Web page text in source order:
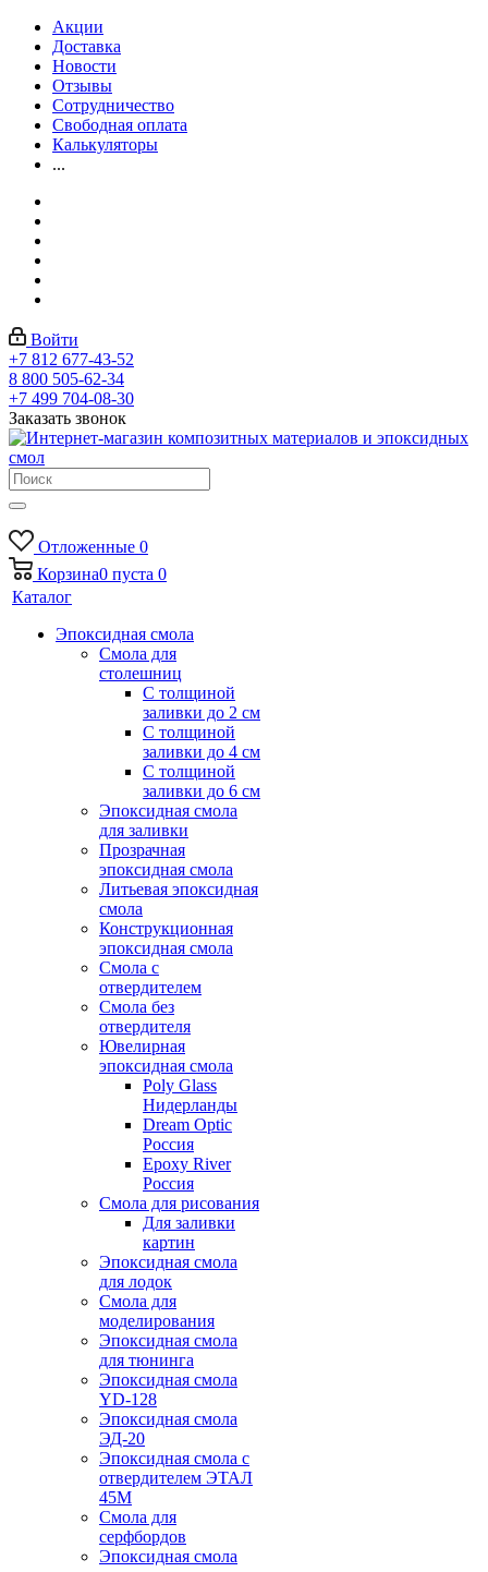
Акции
Доставка
Новости
Отзывы
Сотрудничество
Свободная оплата
Калькуляторы
...
Войти
+7 812 677-43-52
8 800 505-62-34
+7 499 704-08-30
Заказать звонок
Отложенные 0
Корзина0 пуста 0
Каталог
Эпоксидная смола
Смола для
столешниц
С толщиной
заливки до 2 см
С толщиной
заливки до 4 см
С толщиной
заливки до 6 см
Эпоксидная смола
для заливки
Прозрачная
эпоксидная смола
Литьевая эпоксидная
смола
Конструкционная
эпоксидная смола
Смола с
отвердителем
Смола без
отвердителя
Ювелирная
эпоксидная смола
Poly Glass
Нидерланды
Dream Optic
Россия
Epoxy River
Россия
Смола для рисования
Для заливки
картин
Эпоксидная смола
для лодок
Смола для
моделирования
Эпоксидная смола
для тюнинга
Эпоксидная смола
YD-128
Эпоксидная смола
ЭД-20
Эпоксидная смола с
отвердителем ЭТАЛ
45М
Смола для
серфбордов
Эпоксидная смола